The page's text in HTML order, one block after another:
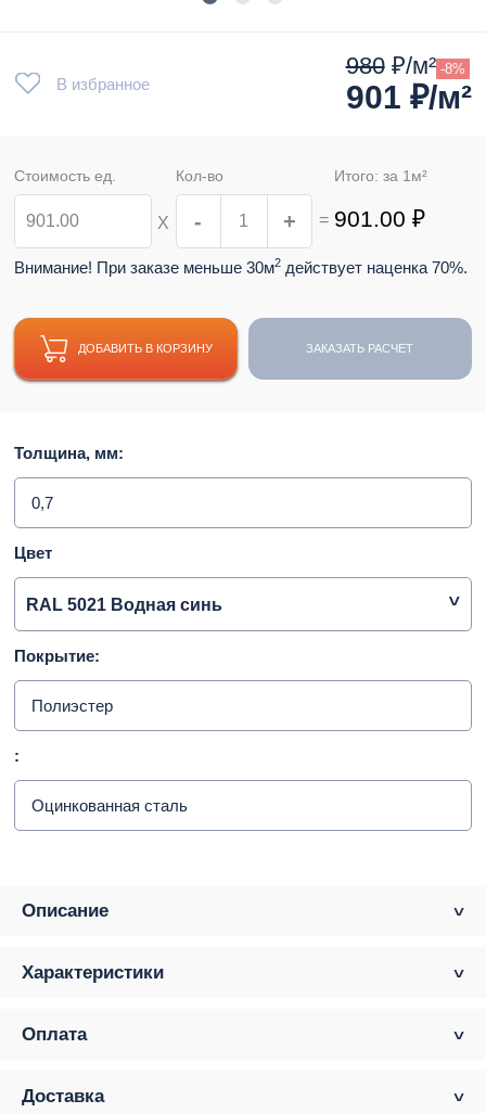
В избранное
980₽/м² -8%
901 ₽/м²
Стоимость ед.
Х
Кол-во
- + =
Итого: за 1 м²
901.00 ₽
Внимание! При заказе меньше 30м2 действует наценка 70%.
ДОБАВИТЬ В КОРЗИНУ ЗАКАЗАТЬ РАСЧЕТ
Толщина, мм:
0,7
Цвет
RAL 5021 Водная синь
Покрытие:
Полиэстер
:
Оцинкованная сталь
Описание
Характеристики
Оплата
Доставка